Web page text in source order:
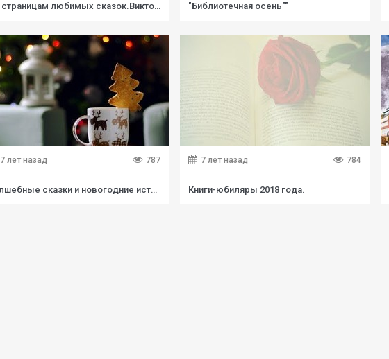
По страницам любимых сказок.Викторина "Библиотечная осень""
7 лет назад 787
Волшебные сказки и новогодние истории детям.
7 лет назад 784
Книги-юбиляры 2018 года.